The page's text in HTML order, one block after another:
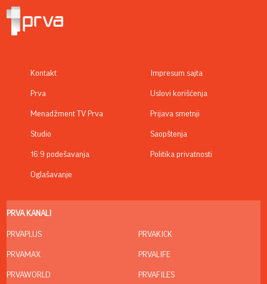
Kontakt
Prva
Menadžment TV Prva
Studio
16:9 podešavanja
Oglašavanje
Impresum sajta
Uslovi korišćenja
Prijava smetnji
Saopštenja
Politika privatnosti
PRVA KANALI
PRVAPLUS
PRVAMAX
PRVAWORLD
PRVAKICK
PRVALIFE
PRVAFILES